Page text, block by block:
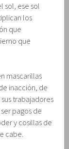
sol, ese sol
los
que
que
mascarillas
inacción, de
trabajadores
pagos de
y cosillas de
cabe.